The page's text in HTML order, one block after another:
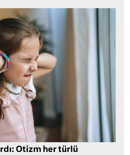
Otizm her türlü